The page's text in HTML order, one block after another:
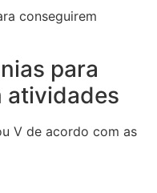
conseguirem
para
atividades
V de acordo com as